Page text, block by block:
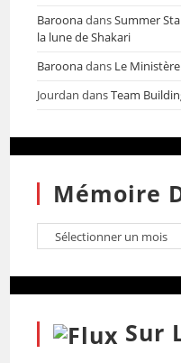
BaroonadansSummer
la lune de Shakari
Baroonadans Le
Jourdan dansTeam
Mémoire
Sur